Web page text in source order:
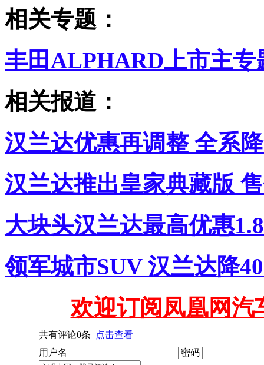
相关专题：
丰田ALPHARD上市主专
相关报道：
汉兰达优惠再调整 全系
汉兰达推出皇家典藏版
大块头汉兰达最高优惠
领军城市SUV 汉兰达降
欢迎订阅凤凰网汽
共有评论0条
点击查看
用户名
密码